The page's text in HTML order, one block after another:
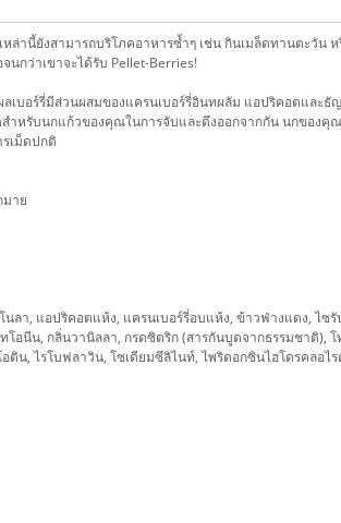
ล่านี้ยังสามารถบริโภคอาหารซ้ำๆ เช่น กินเมล็ดทานตะ
นกว่าเขาจะได้รับ Pellet-Berries!
บอร์รี่มีส่วนผสมของแครนเบอร์รี่อินทผลัม แอปริคอตและ
รับนกแก้วของคุณในการจับและดึงออกจากกัน นกของคุ
เม็ดปกติ
าย
า, แอปริคอตแห้ง, แครนเบอร์รี่อบแห้ง, ข้าวฟ่างแดง, ไซ
อนีน, กลิ่นวานิลลา, กรดซิตริก (สารกันบูดจากธรรมชาติ
น, ไรโบฟลาวิน, โซเดียมซีลิไนท์, ไพริดอกซินไฮโดรคลอ